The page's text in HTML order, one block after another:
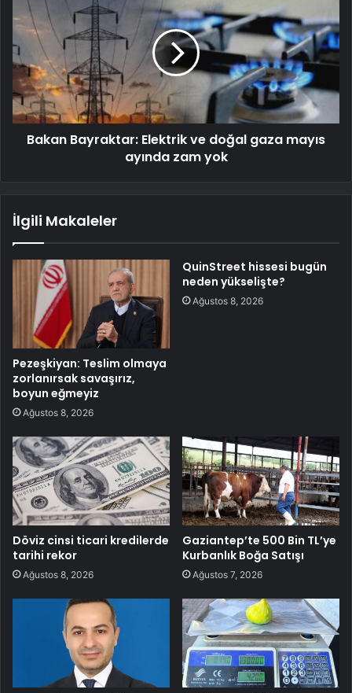
Bakan Bayraktar: Elektrik ve doğal gaza mayıs
ayında zam yok
İlgili Makaleler
Pezeşkiyan: Teslim olmaya
zorlanırsak savaşırız,
boyun eğmeyiz
Ağustos 8, 2026
QuinStreet hissesi bugün
neden yükselişte?
Ağustos 8, 2026
Döviz cinsi ticari kredilerde
tarihi rekor
Ağustos 8, 2026
Gaziantep’te 500 Bin TL’ye
Kurbanlık Boğa Satışı
Ağustos 7, 2026